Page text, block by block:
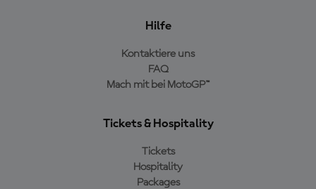
Hilfe
Kontaktiere uns
FAQ
Mach mit bei MotoGP™
Tickets & Hospitality
Tickets
Hospitality
Packages